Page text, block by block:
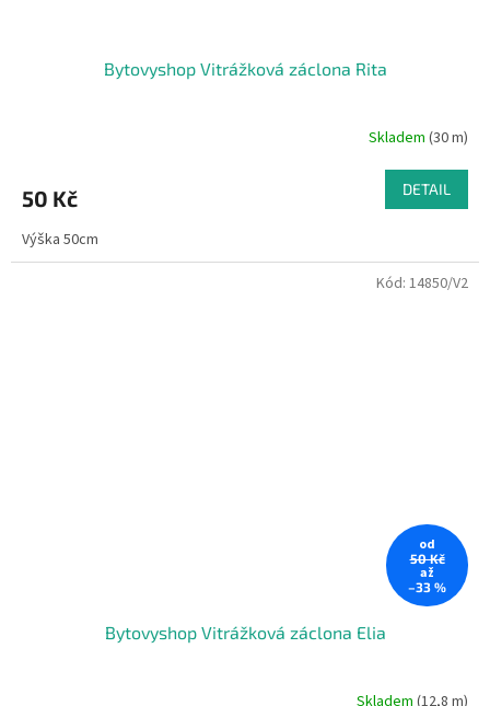
Bytovyshop Vitrážková záclona Rita
Skladem (30 m)
50 Kč DETAIL
Výška 50cm
od
50 Kč
až
–33 %
Bytovyshop Vitrážková záclona Elia
Skladem (12,8 m)
Kód: 14850/V2